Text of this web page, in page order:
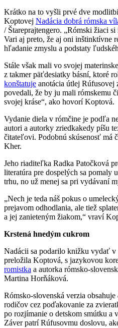
Krátko na to vyšli prvé dve
Koptovej Nadácia dobrá rómska
/ Štareprajtengero. „Rómski žiaci
Vari aj preto, že aj oni inštinktívne
hľadanie zmyslu a podstaty
Stále však mali vo svojej
z takmer päťdesiatky básní, ktoré
konštatuje anotácia útlej
povedali, že by ju mali rómskemu
svojej kráse“, ako hovorí Koptová.
Vydanie diela v rómčine je podľa
autori a autorky zriedkakedy píšu
čitateľovi. Podobnú skúsenosť má
Kher.
Jeho riaditeľka Radka Patočková
literatúra pre dospelých sa pomaly
trhu, no už menej sa pri vydávaní
„Nech je teda náš pokus o
prejavom odhodlania, ale tiež
a jej zanieteným žiakom,“ vraví
Krstená hnedým cukrom
Nadácii sa podarilo knižku vydať v
preložila Koptová, s jazykovou
romistka a autorka rómsko-
Martina Horňáková.
Rómsko-slovenská verzia
rodičov cez poďakovanie za
po rozjímanie o detskom smútku a
Záver patrí Rúfusovmu doslovu,